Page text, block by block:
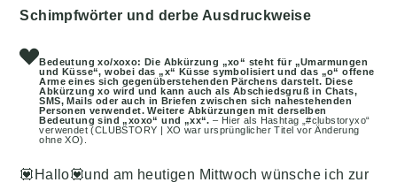
Schimpfwörter und derbe Ausdruckweise
Bedeutung xo/xoxo: Die Abkürzung „xo“ steht für „Umarmungen
und Küsse“, wobei das „x“ Küsse symbolisiert und das „o“ offene
Arme eines sich gegenüberstehenden Pärchens darstelt. Diese
Abkürzung xo wird und kann auch als Abschiedsgruß in Chats,
SMS, Mails oder auch in Briefen zwischen sich nahestehenden
Personen verwendet. Weitere Abkürzungen mit derselben
Bedeutung sind „xoxo“ und „xx“. – Hier als Hashtag „#clubstoryxo“
verwendet (CLUBSTORY | XO war ursprünglicher Titel vor Änderung
ohne XO).
💟Hallo💟und am heutigen Mittwoch wünsche ich zur